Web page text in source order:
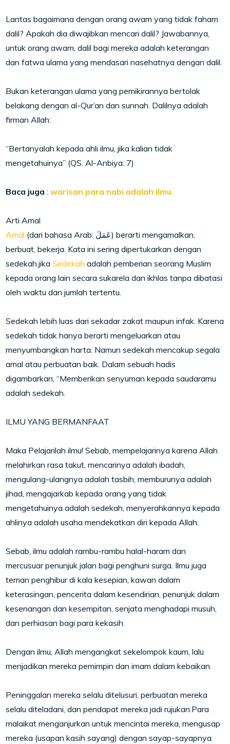
Lantas bagaimana dengan orang awam yang tidak faham
dalil? Apakah dia diwajibkan mencari dalil? Jawabannya,
untuk orang awam, dalil bagi mereka adalah keterangan
dan fatwa ulama yang mendasari nasehatnya dengan dalil.
Bukan keterangan ulama yang pemikirannya bertolak
belakang dengan al-Qur’an dan sunnah. Dalilnya adalah
firman Allah:
“Bertanyalah kepada ahli ilmu, jika kalian tidak
mengetahuinya” (QS. Al-Anbiya: 7)
Baca juga :warisan para nabi adalah ilmu
Arti Amal
Amal (dari bahasa Arab: عَمَلَ) berarti mengamalkan,
berbuat, bekerja. Kata ini sering dipertukarkan dengan
sedekah.jikaSedekah adalah pemberian seorang Muslim
kepada orang lain secara sukarela dan ikhlas tanpa dibatasi
oleh waktu dan jumlah tertentu.
Sedekah lebih luas dari sekadar zakat maupun infak. Karena
sedekah tidak hanya berarti mengeluarkan atau
menyumbangkan harta. Namun sedekah mencakup segala
amal atau perbuatan baik. Dalam sebuah hadis
digambarkan, “Memberikan senyuman kepada saudaramu
adalah sedekah.
ILMU YANG BERMANFAAT
Maka Pelajarilah ilmu! Sebab, mempelajarinya karena Allah
melahirkan rasa takut, mencarinya adalah ibadah,
mengulang-ulangnya adalah tasbih, memburunya adalah
jihad, mengajarkab kepada orang yang tidak
mengetahuinya adalah sedekah, menyerahkannya kepada
ahlinya adalah usaha mendekatkan diri kepada Allah.
Sebab, ilmu adalah rambu-rambu halal-haram dan
mercusuar penunjuk jalan bagi penghuni surga. Ilmu juga
teman penghibur di kala kesepian, kawan dalam
keterasingan, pencerita dalam kesendirian, penunjuk dalam
kesenangan dan kesempitan, senjata menghadapi musuh,
dan perhiasan bagi para kekasih.
Dengan ilmu, Allah mengangkat sekelompok kaum, lalu
menjadikan mereka pemimpin dan imam dalam kebaikan.
Peninggalan mereka selalu ditelusuri, perbuatan mereka
selalu diteladani, dan pendapat mereka jadi rujukan.Para
malaikat menganjurkan untuk mencintai mereka, mengusap
mereka (usapan kasih sayang) dengan sayap-sayapnya.